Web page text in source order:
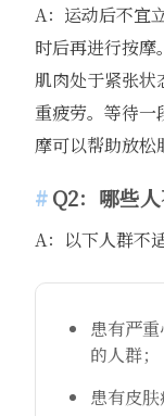
A：运动后不宜
时后再进行按摩
肌肉处于紧张状
重疲劳。等待
摩可以帮助放松
Q2：哪些
A：以下人群不
患有严
的人群；
患有皮肤